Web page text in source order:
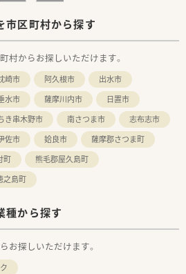
市区町村から探す
村からお探しいただけます。
崎市 阿久根市
出水市
水市 薩摩川内市
日置市
き串木野市 南さつま市
志布志市
佐市 姶良市
薩摩郡さつま町
町
熊毛郡屋久島町
之島町
種から探す
お探しいただけます。